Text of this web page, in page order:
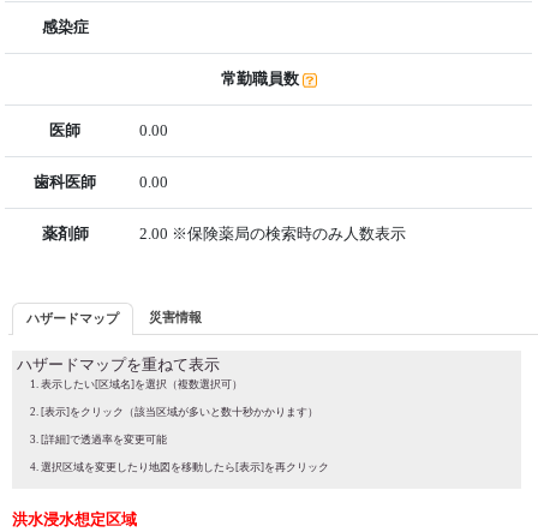
感染症
常勤職員数
医師 0.00
歯科医師 0.00
薬剤師 2.00 ※保険薬局の検索時のみ人数表示
ハザードマップ 災害情報
ハザードマップを重ねて表示
表示したい[区域名]を選択（複数選択可）
[表示]をクリック（該当区域が多いと数十秒かかります）
[詳細]で透過率を変更可能
選択区域を変更したり地図を移動したら[表示]を再クリック
洪水浸水想定区域